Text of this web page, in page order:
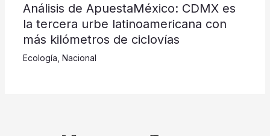
Análisis de ApuestaMéxico: CDMX es
la tercera urbe latinoamericana con
más kilómetros de ciclovías
Ecología Nacional